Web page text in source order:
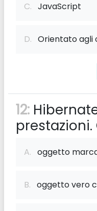
C. JavaScript
D. Orientato agli
12:
prestazioni.
A. oggetto
B. oggetto vero